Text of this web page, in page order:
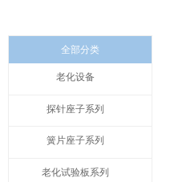
全部分类
老化设备
探针座子系列
簧片座子系列
老化试验板系列